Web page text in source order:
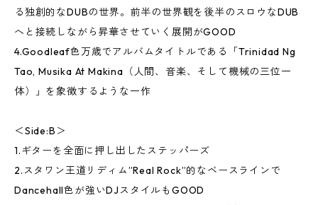
る独創的なDUBの世界。前半の世界観を後半のスロウなDUB
へと接続しながら昇華させていく展開がGOOD
4.Goodleaf色万歳でアルバムタイトルである「Trinidad Ng
Tao, Musika At Makina（人間、音楽、そして機械の三位一
体）」を象徴するような一作
＜Side:B＞
1.ギターを全面に押し出したステッパーズ
2.スタワン王道リディム”Real Rock”的なベースラインで
Dancehall色が強いDJスタイルもGOOD